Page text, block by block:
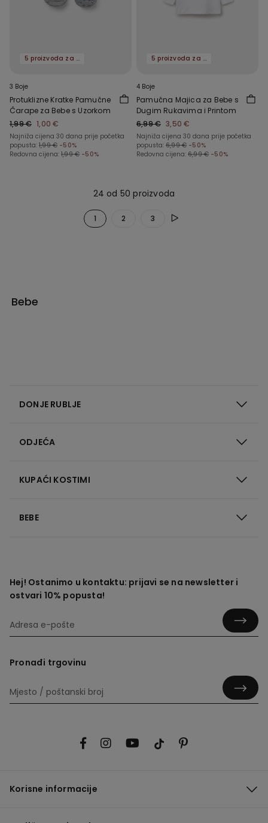
5 proizvoda za -70%
3 Boje
Protuklizne Kratke Pamučne
Čarape za Bebe s Uzorkom
1,99 € 1,00 €
Najniža cijena 30 dana prije početka
popusta: 1,99 € -50%
Redovna cijena: 1,99 € -50%
5 proizvoda za -70%
4 Boje
Pamučna Majica za Bebe s
Dugim Rukavima i Printom
6,99 € 3,50 €
Najniža cijena 30 dana prije početka
popusta: 6,99 € -50%
Redovna cijena: 6,99 € -50%
24 od 50 proizvoda
1 2 3
Bebe
DONJE RUBLJE
ODJEĆA
KUPAĆI KOSTIMI
BEBE
Hej! Ostanimo u kontaktu: prijavi se na newsletter i
ostvari 10% popusta!
Pronađi trgovinu
Korisne informacije